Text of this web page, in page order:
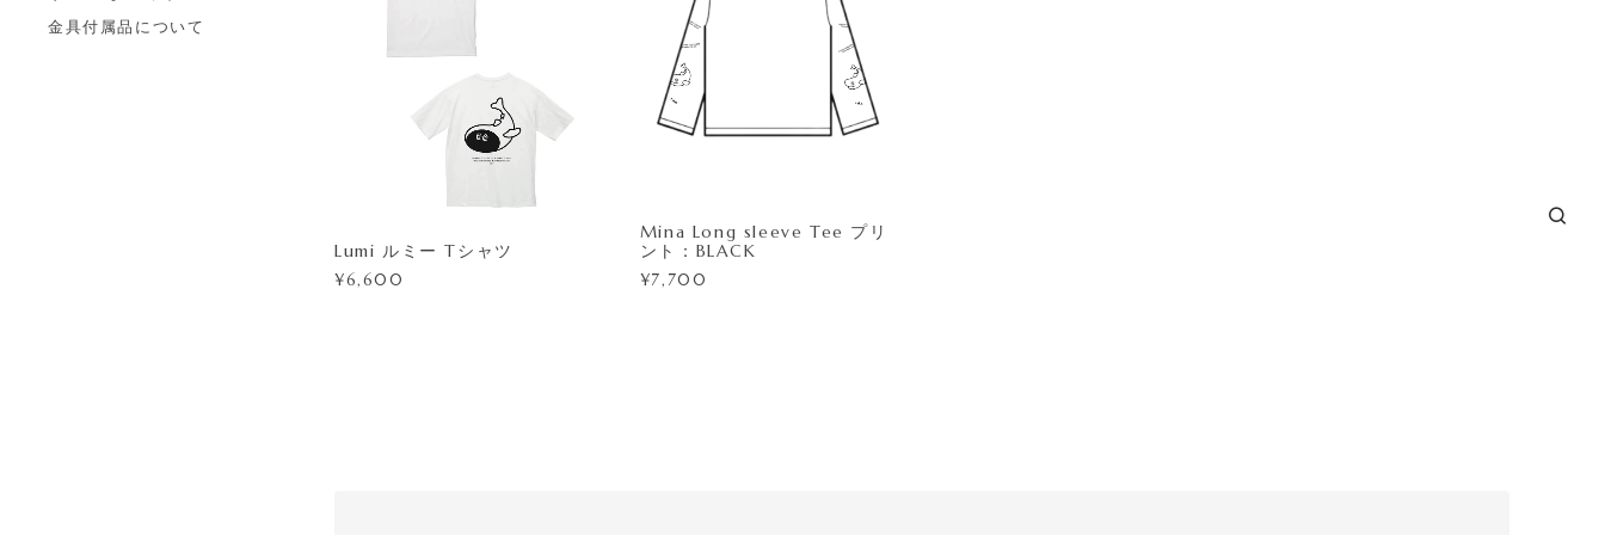
金具付属品について
Lumi ルミー Tシャツ
¥6,600
Mina Long sleeve Tee プリ
ント：BLACK
¥7,700